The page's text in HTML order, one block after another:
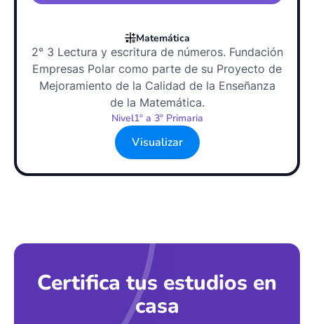
Matemática
2° 3 Lectura y escritura de números. Fundación
Empresas Polar como parte de su Proyecto de
Mejoramiento de la Calidad de la Enseñanza
de la Matemática.
Nivel1º a 3º Primaria
Visualizar
Certifica tus estudios en
casa